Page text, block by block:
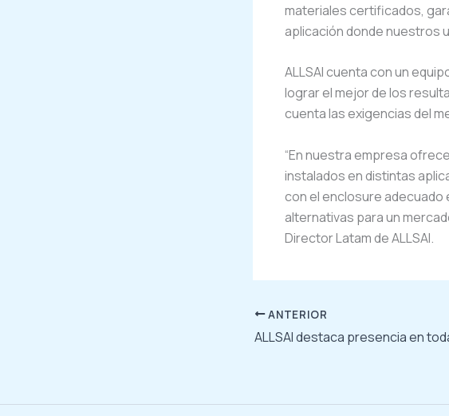
materiales certificados,
aplicación donde nuestros
ALLSAI cuenta con un
lograr el mejor de los
cuenta las exigencias del
“En nuestra empresa
instalados en distintas
con el enclosure adecuado
alternativas para un
Director Latam de ALLSAI.
ANTERIOR